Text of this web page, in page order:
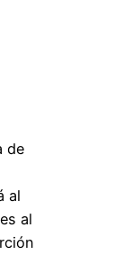
de
al
al